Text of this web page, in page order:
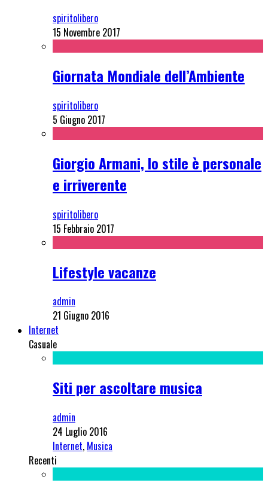
spiritolibero
15 Novembre 2017
Giornata Mondiale dell’Ambiente
spiritolibero
5 Giugno 2017
Giorgio Armani, lo stile è personale
e irriverente
spiritolibero
15 Febbraio 2017
Lifestyle vacanze
admin
21 Giugno 2016
Internet
Casuale
Siti per ascoltare musica
admin
24 Luglio 2016
Internet, Musica
Recenti